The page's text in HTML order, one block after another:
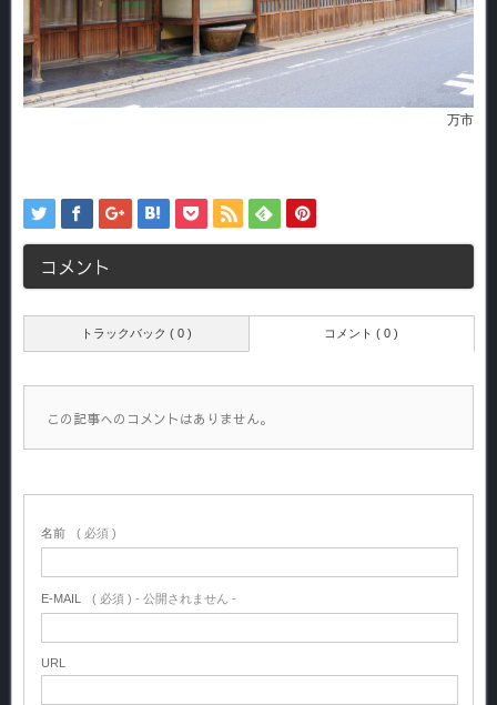
万市
コメント
トラックバック ( 0 ) コメント ( 0 )
この記事へのコメントはありません。
名前 ( 必須 )
E-MAIL ( 必須 ) - 公開されません -
URL